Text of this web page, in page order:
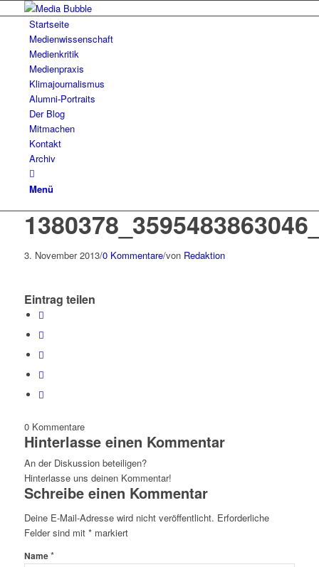
Startseite
Medienwissenschaft
Medienkritik
Medienpraxis
Klimajournalismus
Alumni-Portraits
Der Blog
Mitmachen
Kontakt
Archiv
Menü
3. November 2013/0 Kommentare/von Redaktion
Eintrag teilen
0 Kommentare
Hinterlasse einen Kommentar
An der Diskussion beteiligen?
Hinterlasse uns deinen Kommentar!
Schreibe einen Kommentar
Deine E-Mail-Adresse wird nicht veröffentlicht. Erforderliche
Felder sind mit *markiert
Name*